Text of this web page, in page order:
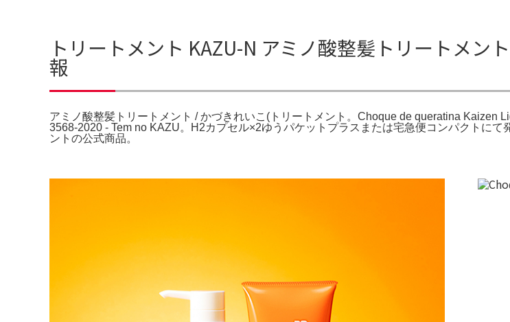
トリートメント KAZU-N アミノ酸整髪トリートメン
報
アミノ酸整髪トリートメント / かづきれいこ(トリートメント。Choque de queratina Kaizen
3568-2020 - Tem no KAZU。H2カプセル×2ゆうパケットプラスまたは宅急便コンパクトに
ントの公式商品。